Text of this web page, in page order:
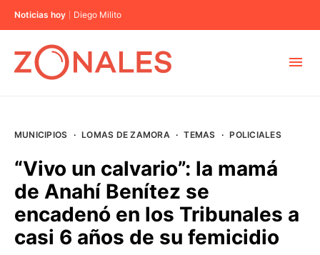
Noticias hoy Diego Milito
BUENOS AIRES
PROVINCIAS
MUNICIPIOS · LOMAS DE ZAMORA · TEMAS · POLICIALES
“Vivo un calvario”: la mamá
de Anahí Benítez se
encadenó en los Tribunales a
casi 6 años de su femicidio